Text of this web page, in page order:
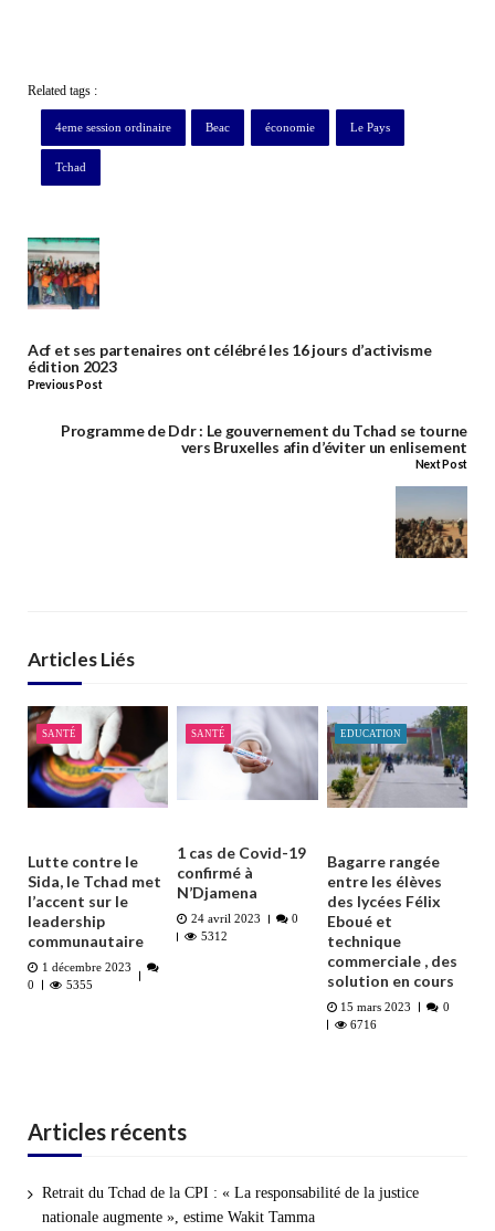
Related tags :
4eme session ordinaire Beac économie Le Pays
Tchad
Acf et ses partenaires ont célébré les 16 jours d’activisme
édition 2023
Previous Post
Programme de Ddr : Le gouvernement du Tchad se tourne
vers Bruxelles afin d’éviter un enlisement
Next Post
Articles Liés
SANTÉ
Lutte contre le
Sida, le Tchad met
l’accent sur le
leadership
communautaire
1 décembre 2023
0
5355
SANTÉ
1 cas de Covid-19
confirmé à
N’Djamena
24 avril 2023
0
5312
EDUCATION
Bagarre rangée
entre les élèves
des lycées Félix
Eboué et
technique
commerciale , des
solution en cours
15 mars 2023
0
6716
Articles récents
Retrait du Tchad de la CPI : « La responsabilité de la justice
nationale augmente », estime Wakit Tamma